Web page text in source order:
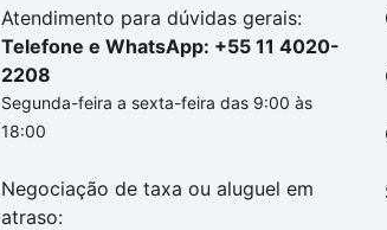
Atendimento para dúvidas gerais:
Telefone e WhatsApp: +55 11 4020-
2208
Segunda-feira a sexta-feira das 9:00 às
18:00
Negociação de taxa ou aluguel em
atraso: